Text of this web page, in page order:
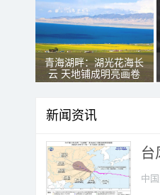
青海湖畔：湖光花海长
云 天地铺成明亮画卷
新闻资讯
台
中